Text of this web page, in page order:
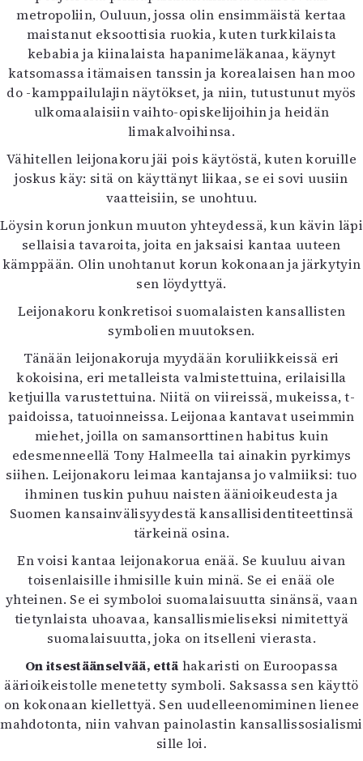
metropoliin, Ouluun, jossa olin ensimmäistä kertaa
maistanut eksoottisia ruokia, kuten turkkilaista
kebabia ja kiinalaista hapanimeläkanaa, käynyt
katsomassa itämaisen tanssin ja korealaisen han moo
do -kamppailulajin näytökset, ja niin, tutustunut myös
ulkomaalaisiin vaihto-opiskelijoihin ja heidän
limakalvoihinsa.
Vähitellen leijonakoru jäi pois käytöstä, kuten koruille
joskus käy: sitä on käyttänyt liikaa, se ei sovi uusiin
vaatteisiin, se unohtuu.
Löysin korun jonkun muuton yhteydessä, kun kävin läpi
sellaisia tavaroita, joita en jaksaisi kantaa uuteen
kämppään. Olin unohtanut korun kokonaan ja järkytyin
sen löydyttyä.
Leijonakoru konkretisoi suomalaisten kansallisten
symbolien muutoksen.
Tänään leijonakoruja myydään koruliikkeissä eri
kokoisina, eri metalleista valmistettuina, erilaisilla
ketjuilla varustettuina. Niitä on viireissä, mukeissa, t-
paidoissa, tatuoinneissa. Leijonaa kantavat useimmin
miehet, joilla on samansorttinen habitus kuin
edesmenneellä Tony Halmeella tai ainakin pyrkimys
siihen. Leijonakoru leimaa kantajansa jo valmiiksi: tuo
ihminen tuskin puhuu naisten äänioikeudesta ja
Suomen kansainvälisyydestä kansallisidentiteettinsä
tärkeinä osina.
En voisi kantaa leijonakorua enää. Se kuuluu aivan
toisenlaisille ihmisille kuin minä. Se ei enää ole
yhteinen. Se ei symboloi suomalaisuutta sinänsä, vaan
tietynlaista uhoavaa, kansallismieliseksi nimitettyä
suomalaisuutta, joka on itselleni vierasta.
On itsestäänselvää, että hakaristi on Euroopassa
äärioikeistolle menetetty symboli. Saksassa sen käyttö
on kokonaan kiellettyä. Sen uudelleenomiminen lienee
mahdotonta, niin vahvan painolastin kansallissosialismi
sille loi.